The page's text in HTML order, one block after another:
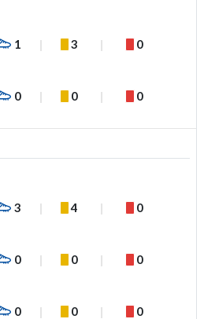
1 3 0
0 0 0
3 4 0
0 0 0
0 0 0